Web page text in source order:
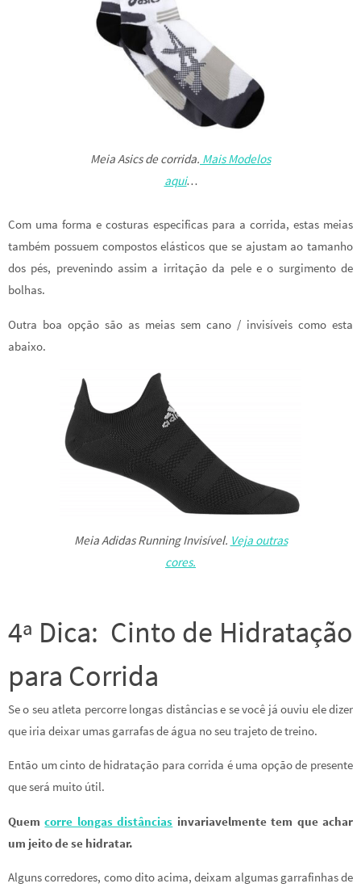
Meia Asics de corrida. Mais Modelos
aqui…
Com uma forma e costuras especificas para a corrida, estas meias
também possuem compostos elásticos que se ajustam ao tamanho
dos pés, prevenindo assim a irritação da pele e o surgimento de
bolhas.
Outra boa opção são as meias sem cano / invisíveis como esta
abaixo.
Meia Adidas Running Invisível. Veja outras
cores.
4ª Dica: Cinto de Hidratação
para Corrida
Se o seu atleta percorre longas distâncias e se você já ouviu ele dizer
que iria deixar umas garrafas de água no seu trajeto de treino.
Então um cinto de hidratação para corrida é uma opção de presente
que será muito útil.
Quemcorre longas distâncias invariavelmente tem que achar
um jeito de se hidratar.
Alguns corredores, como dito acima, deixam algumas garrafinhas de